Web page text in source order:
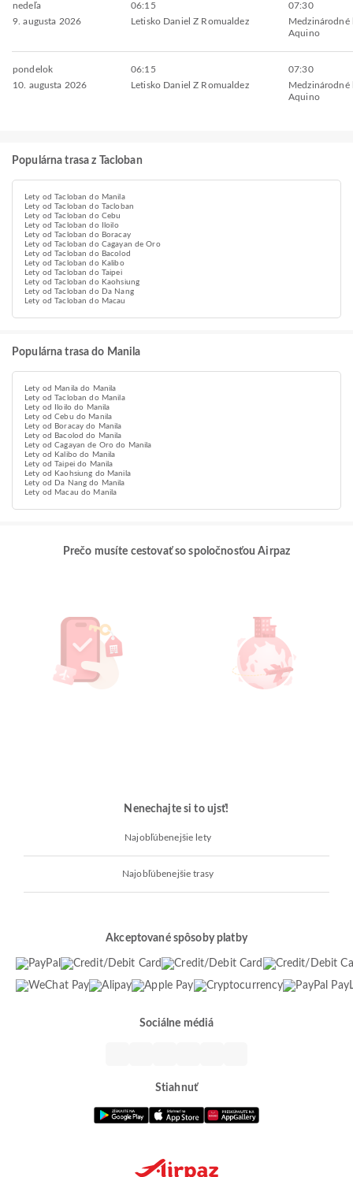
nedeľa
9. augusta 2026
06:15
Letisko Daniel Z Romualdez
07:30
Medzinárodné
Aquino
pondelok
10. augusta 2026
06:15
Letisko Daniel Z Romualdez
07:30
Medzinárodné
Aquino
Populárna trasa z Tacloban
Lety od Tacloban do Manila
Lety od Tacloban do Tacloban
Lety od Tacloban do Cebu
Lety od Tacloban do Iloilo
Lety od Tacloban do Boracay
Lety od Tacloban do Cagayan de Oro
Lety od Tacloban do Bacolod
Lety od Tacloban do Kalibo
Lety od Tacloban do Taipei
Lety od Tacloban do Kaohsiung
Lety od Tacloban do Da Nang
Lety od Tacloban do Macau
Populárna trasa do Manila
Lety od Manila do Manila
Lety od Tacloban do Manila
Lety od Iloilo do Manila
Lety od Cebu do Manila
Lety od Boracay do Manila
Lety od Bacolod do Manila
Lety od Cagayan de Oro do Manila
Lety od Kalibo do Manila
Lety od Taipei do Manila
Lety od Kaohsiung do Manila
Lety od Da Nang do Manila
Lety od Macau do Manila
Prečo musíte cestovať so spoločnosťou Airpaz
Nenechajte si to ujsť!
Najobľúbenejšie lety
Najobľúbenejšie trasy
Akceptované spôsoby platby
Sociálne médiá
Stiahnuť